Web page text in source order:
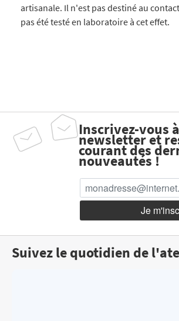
artisanale. Il n'est pas destiné au
pas été testé en laboratoire à cet effet.
Inscrivez-vous
newsletter et
courant des
nouveautés !
Suivez le quotidien de